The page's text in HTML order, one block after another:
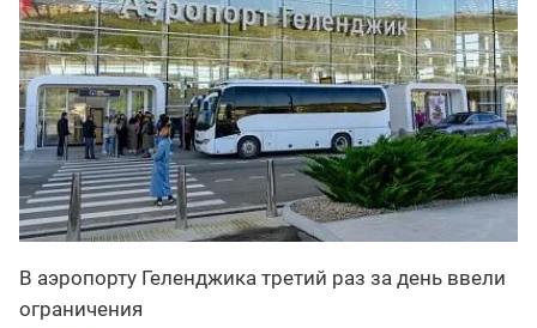
В аэропорту Геленджика третий раз за день ввели
ограничения